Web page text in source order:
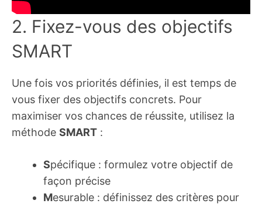
2. Fixez-vous des objectifs
SMART
Une fois vos priorités définies, il est temps de
vous fixer des objectifs concrets. Pour
maximiser vos chances de réussite, utilisez la
méthode SMART :
Spécifique : formulez votre objectif de
façon précise
Mesurable : définissez des critères pour